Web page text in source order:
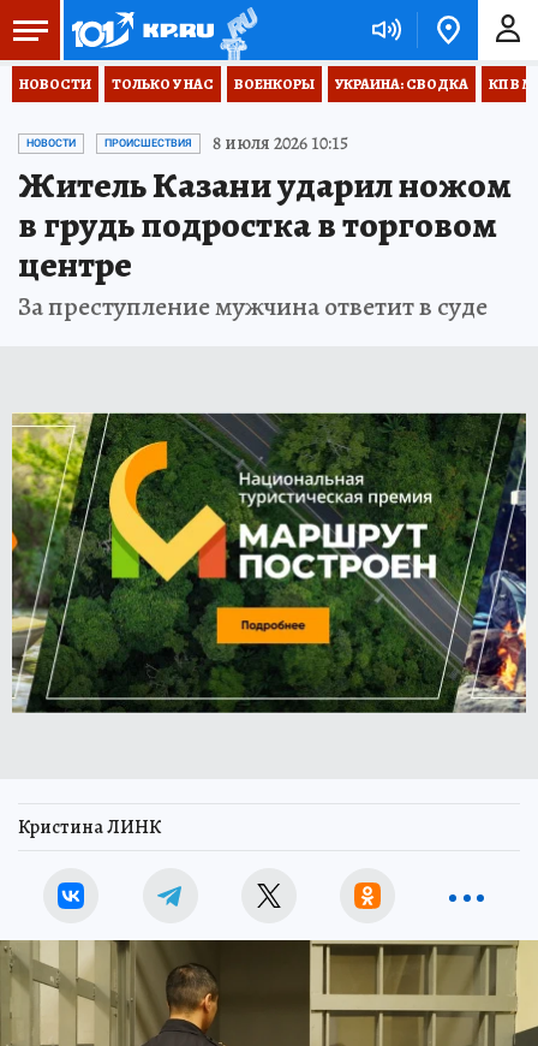
НОВОСТИ ТОЛЬКО У НАС ВОЕНКОРЫ УКРАИНА: СВОДКА КП В
НОВОСТИ ПРОИСШЕСТВИЯ 8 июля 2026 10:15
Житель Казани ударил ножом
в грудь подростка в торговом
центре
За преступление мужчина ответит в суде
Кристина ЛИНК